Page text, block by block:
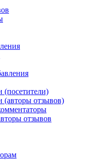
отзывов)
отзывов